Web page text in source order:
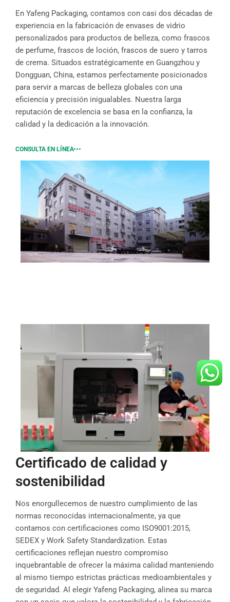
En Yafeng Packaging, contamos con casi dos décadas de
experiencia en la fabricación de envases de vidrio
personalizados para productos de belleza, como frascos
de perfume, frascos de loción, frascos de suero y tarros
de crema. Situados estratégicamente en Guangzhou y
Dongguan, China, estamos perfectamente posicionados
para servir a marcas de belleza globales con una
eficiencia y precisión inigualables. Nuestra larga
reputación de excelencia se basa en la confianza, la
calidad y la dedicación a la innovación.
CONSULTA EN LÍNEA
Certificado de calidad y
sostenibilidad
Nos enorgullecemos de nuestro cumplimiento de las
normas reconocidas internacionalmente, ya que
contamos con certificaciones como ISO9001:2015,
SEDEX y Work Safety Standardization. Estas
certificaciones reflejan nuestro compromiso
inquebrantable de ofrecer la máxima calidad manteniendo
al mismo tiempo estrictas prácticas medioambientales y
de seguridad. Al elegir Yafeng Packaging, alinea su marca